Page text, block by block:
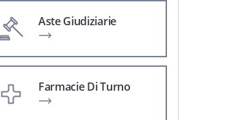
Aste Giudiziarie
Farmacie Di Turno